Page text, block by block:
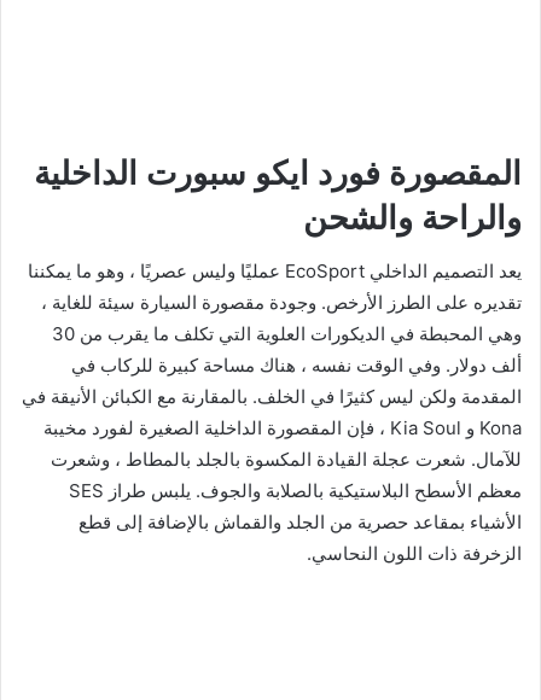
المقصورة فورد ايكو سبورت الداخلية
والراحة والشحن
يعد التصميم الداخلي EcoSport عمليًا وليس عصريًا ، وهو ما يمكننا
تقديره على الطرز الأرخص. وجودة مقصورة السيارة سيئة للغاية ،
وهي المحبطة في الديكورات العلوية التي تكلف ما يقرب من 30
ألف دولار. وفي الوقت نفسه ، هناك مساحة كبيرة للركاب في
المقدمة ولكن ليس كثيرًا في الخلف. بالمقارنة مع الكبائن الأنيقة في
Kona و Kia Soul ، فإن المقصورة الداخلية الصغيرة لفورد مخيبة
للآمال. شعرت عجلة القيادة المكسوة بالجلد بالمطاط ، وشعرت
معظم الأسطح البلاستيكية بالصلابة والجوف. يلبس طراز SES
الأشياء بمقاعد حصرية من الجلد والقماش بالإضافة إلى قطع
الزخرفة ذات اللون النحاسي.